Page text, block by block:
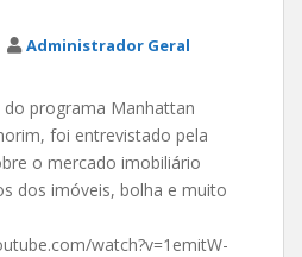
Administrador Geral
programa Manhattan
foi entrevistado pela
o mercado imobiliário
dos imóveis, bolha e muito
watch?v=1emitW-